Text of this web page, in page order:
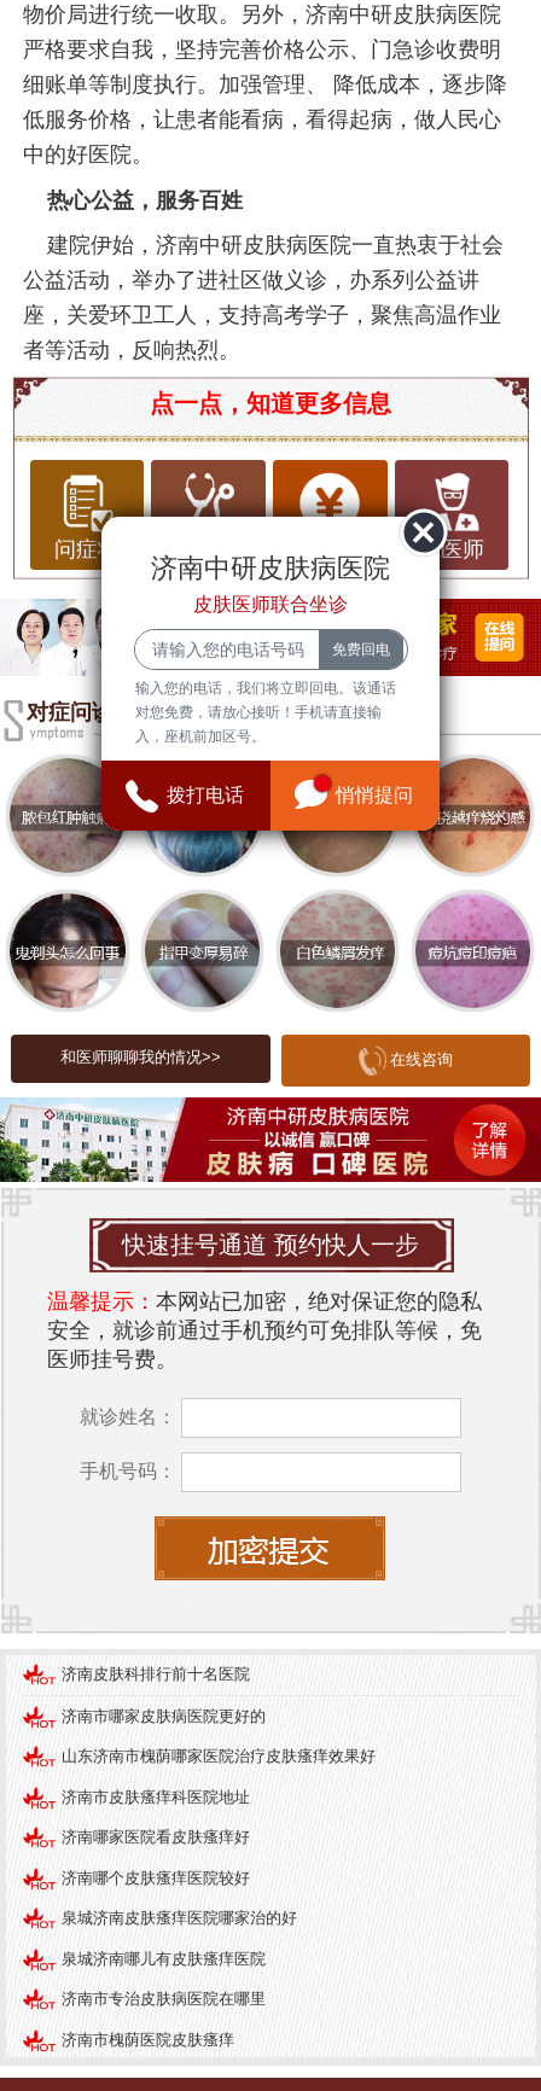
物价局进行统一收取。另外，济南中研皮肤病医院
严格要求自我，坚持完善价格公示、门急诊收费明
细账单等制度执行。加强管理、 降低成本，逐步降
低服务价格，让患者能看病，看得起病，做人民心
中的好医院。
热心公益，服务百姓
建院伊始，济南中研皮肤病医院一直热衷于社会
公益活动，举办了进社区做义诊，办系列公益讲
座，关爱环卫工人，支持高考学子，聚焦高温作业
者等活动，反响热烈。
济南中医皮肤科排名前十医院及皮肤健康常识
在现代社会，皮肤健康越来越受到人们的重视。皮
肤作为人体最大的器官，不仅是身体的保护屏障，
还反映了一个人的整体健康状况。尤其是在济南这
样的大城市，皮肤问题频发，选择一家专业的皮肤
科医院显得尤为重要。以下是济南中医皮肤科排名
前十的医院推荐，以及一些皮肤健康常识。
济南中医皮肤科排名前十医院
1. **济南中研皮肤病医院**
- 该医院拥有丰富的中医皮肤科经验，结合传统中医
理论与现代医学技术，为患者提供个性化的治疗方
案。
2. **济南中研皮肤病医院
- 该医院的皮肤科以中西医结合为特色，注重从整体
出发，治疗各种皮肤疾病，尤其在湿疹、银屑病等
方面有显著疗效。
- 作为皮肤专科中医医院，皮肤科在中医治疗皮肤病
方面有着深厚的底蕴，采用中药外敷、针灸等多种
疗法。
4. **济南中研皮肤病医院**
- 该医院的皮肤科在国内享有盛誉，尤其在皮肤肿瘤
和皮肤感染方面有着丰富的临床经验。
5. **济南中研皮肤病医院**
- 该医院的皮肤科结合了现代医学与中医的优势，提
供全面的皮肤健康管理服务。
6. **济南中研皮肤病医院**
- 该医院的皮肤科在治疗皮肤过敏、痤疮等常见病方
面有着良好的口碑。
7. **济南中研皮肤病医院**
- 该医院的皮肤科注重中西医结合，尤其在皮肤病的
8. **济南中研皮肤病医院**
- 专注于儿童皮肤病的诊治，采用温和的治疗方法，
确保儿童患者的安全与舒适。
9. **济南中研皮肤病医院**
- 该医院的皮肤科在皮肤病的基础研究和临床治疗方
面均有较高的水平。
10. **济南中研皮肤病医院**
- 该医院的皮肤科在皮肤外科手术方面具有丰富的经
验，能够处理复杂的皮肤问题。
皮肤健康常识
点一点，知道更多信息
问症状 问医师
对症问诊
和医师聊聊我的情况>> 在线咨询
快速挂号通道 预约快人一步
温馨提示： 本网站已加密，绝对保证您的隐私
安全，就诊前通过手机预约可免排队等候，免
医师挂号费。
就诊姓名：
手机号码：
济南皮肤科排行前十名医院
济南市哪家皮肤病医院更好的
山东济南市槐荫哪家医院治疗皮肤瘙痒效果好
济南市皮肤瘙痒科医院地址
济南哪家医院看皮肤瘙痒好
济南哪个皮肤瘙痒医院较好
泉城济南皮肤瘙痒医院哪家治的好
泉城济南哪儿有皮肤瘙痒医院
济南市专治皮肤病医院在哪里
济南市槐荫医院皮肤瘙痒
济南中研皮肤病医院
皮肤医师联合坐诊
输入您的电话，我们将立即回电。该通话
对您免费，请放心接听！手机请直接输
入，座机前加区号。
拨打电话 悄悄提问